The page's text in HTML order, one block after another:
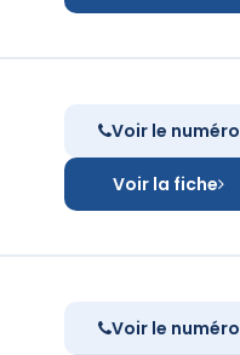
Voir le numéro
Voir la fiche
Voir le numéro